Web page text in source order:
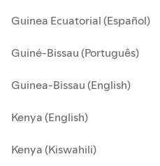
Guinea Ecuatorial (Español)
Guiné-Bissau (Português)
Guinea-Bissau (English)
Kenya (English)
Kenya (Kiswahili)